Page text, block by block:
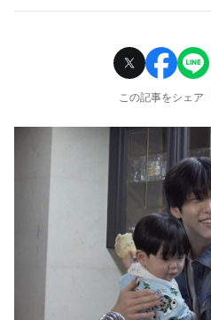
この記事をシェア